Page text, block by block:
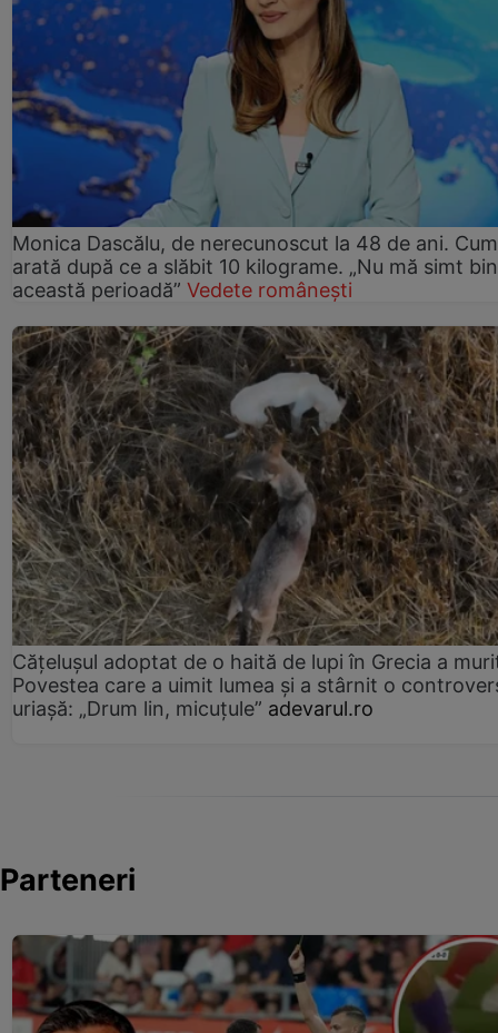
Monica Dascălu, de nerecunoscut la 48 de ani. Cum
arată după ce a slăbit 10 kilograme. „Nu mă simt
această perioadă” Vedete românești
Cățelușul adoptat de o haită de lupi în Grecia a
Povestea care a uimit lumea și a stârnit o
uriașă: „Drum lin, micuțule” adevarul.ro
Parteneri